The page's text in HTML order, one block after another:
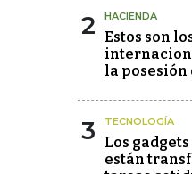
2 HACIENDA
Estos son
la posesión
3 TECNOLOGÍA
Los
están